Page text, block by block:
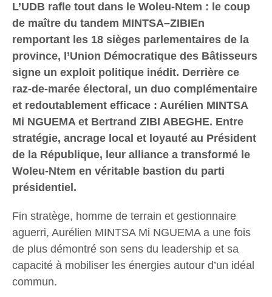
L’UDB rafle tout dans le Woleu-Ntem : le coup
de maître du tandem MINTSA–ZIBIEn
remportant les 18 sièges parlementaires de la
province, l’Union Démocratique des Bâtisseurs
signe un exploit politique inédit. Derrière ce
raz-de-marée électoral, un duo complémentaire
et redoutablement efficace : Aurélien MINTSA
Mi NGUEMA et Bertrand ZIBI ABEGHE. Entre
stratégie, ancrage local et loyauté au Président
de la République, leur alliance a transformé le
Woleu-Ntem en véritable bastion du parti
présidentiel.
Fin stratège, homme de terrain et gestionnaire
aguerri, Aurélien MINTSA Mi NGUEMA a une fois
de plus démontré son sens du leadership et sa
capacité à mobiliser les énergies autour d’un idéal
commun.